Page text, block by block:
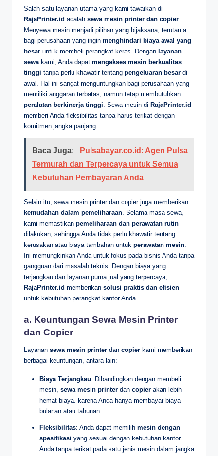
Salah satu layanan utama yang kami tawarkan di
RajaPrinter.id adalah sewa mesin printer dan copier
Menyewa mesin menjadi pilihan yang bijaksana, terutama
bagi perusahaan yang ingin menghindari biaya awal yang
besar untuk membeli perangkat keras. Dengan layanan
sewa kami, Anda dapat mengakses mesin berkualitas
tinggi tanpa perlu khawatir tentang pengeluaran besar di
awal. Hal ini sangat menguntungkan bagi perusahaan yang
memiliki anggaran terbatas, namun tetap membutuhkan
peralatan berkinerja tinggi . Sewa mesin di RajaPrinter.id
memberi Anda fleksibilitas tanpa harus terikat dengan
komitmen jangka panjang.
Baca Juga:
Pulsabayar.co.id: Agen Pulsa
Termurah dan Terpercaya untuk Semua
Kebutuhan Pembayaran Anda
Selain itu, sewa mesin printer dan copier juga memberikan
kemudahan dalam pemeliharaan. Selama masa sewa,
kami memastikan pemeliharaan dan perawatan rutin
dilakukan, sehingga Anda tidak perlu khawatir tentang
kerusakan atau biaya tambahan untuk perawatan mesin.
Ini memungkinkan Anda untuk fokus pada bisnis Anda tanpa
gangguan dari masalah teknis. Dengan biaya yang
terjangkau dan layanan purna jual yang terpercaya,
RajaPrinter.id memberikan solusi praktis dan efisien
untuk kebutuhan perangkat kantor Anda.
a. Keuntungan Sewa Mesin Printer
dan Copier
Layanan sewa mesin printer dan copier kami memberikan
berbagai keuntungan, antara lain:
Biaya Terjangkau: Dibandingkan dengan membeli
mesin, sewa mesin printer dan copier akan lebih
hemat biaya, karena Anda hanya membayar biaya
bulanan atau tahunan.
Fleksibilitas: Anda dapat memilih mesin dengan
spesifikasi yang sesuai dengan kebutuhan kantor
Anda tanpa terikat pada satu jenis mesin dalam jangka